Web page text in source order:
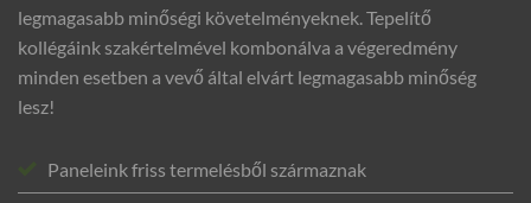
legmagasabb minőségi követelményeknek. Tepelítő
kollégáink szakértelmével kombonálva a végeredmény
minden esetben a vevő által elvárt legmagasabb minőség
lesz!
Paneleink friss termelésből származnak